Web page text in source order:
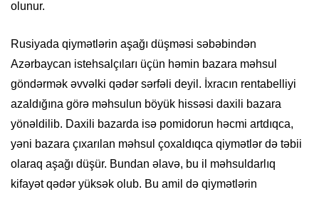
olunur.
Rusiyada qiymətlərin aşağı düşməsi səbəbindən
Azərbaycan istehsalçıları üçün həmin bazara məhsul
göndərmək əvvəlki qədər sərfəli deyil. İxracın rentabelliyi
azaldığına görə məhsulun böyük hissəsi daxili bazara
yönəldilib. Daxili bazarda isə pomidorun həcmi artdıqca,
yəni bazara çıxarılan məhsul çoxaldıqca qiymətlər də təbii
olaraq aşağı düşür. Bundan əlavə, bu il məhsuldarlıq
kifayət qədər yüksək olub. Bu amil də qiymətlərin